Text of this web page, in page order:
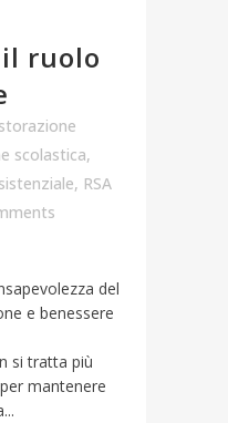
ruolo
scolastica,
, RSA
del
e benessere
si tratta più
mantenere